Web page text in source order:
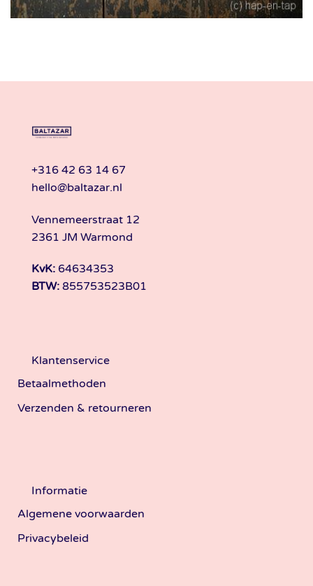
+316 42 63 14 67
hello@baltazar.nl
Vennemeerstraat 12
2361 JM Warmond
KvK: 64634353
BTW: 855753523B01
Klantenservice
Betaalmethoden
Verzenden & retourneren
Informatie
Algemene voorwaarden
Privacybeleid